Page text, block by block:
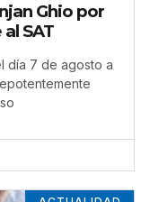
Ghio por
SAT
día 7 de agosto a